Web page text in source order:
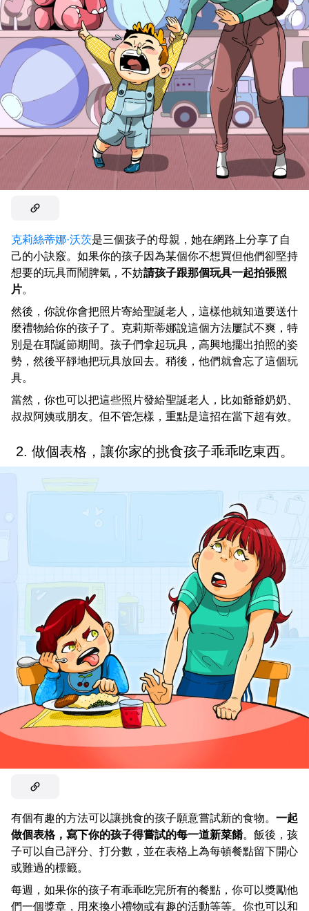
克莉絲蒂娜·沃茨是三個孩子的母親，她在網路上分享了自
己的小訣竅。如果你的孩子因為某個你不想買但他們卻堅持
想要的玩具而鬧脾氣，不妨請孩子跟那個玩具一起拍張照
片。
然後，你說你會把照片寄給聖誕老人，這樣他就知道要送什
麼禮物給你的孩子了。克莉斯蒂娜說這個方法屢試不爽，特
別是在耶誕節期間。孩子們拿起玩具，高興地擺出拍照的姿
勢，然後平靜地把玩具放回去。稍後，他們就會忘了這個玩
具。
當然，你也可以把這些照片發給聖誕老人，比如爺爺奶奶、
叔叔阿姨或朋友。但不管怎樣，重點是這招在當下超有效。
2. 做個表格，讓你家的挑食孩子乖乖吃東西。
有個有趣的方法可以讓挑食的孩子願意嘗試新的食物。 一起
做個表格，寫下你的孩子得嘗試的每一道新菜餚。飯後，孩
子可以自己評分、打分數，並在表格上為每頓餐點留下開心
或難過的標籤。
每週，如果你的孩子有乖乖吃完所有的餐點，你可以獎勵他
們一個獎章，用來換小禮物或有趣的活動等等。你也可以和